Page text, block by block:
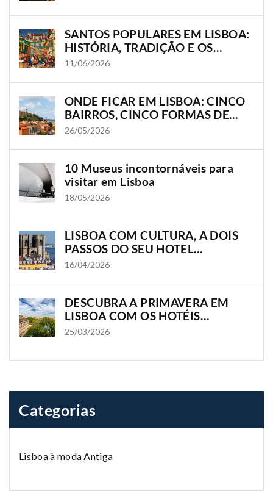
SANTOS POPULARES EM LISBOA:
HISTÓRIA, TRADIÇÃO E OS
BAIRROS ONDE A CIDADE
11/06/2026
ONDE FICAR EM LISBOA: CINCO
BAIRROS, CINCO FORMAS DE
VIVER A CIDADE
26/05/2026
10 Museus incontornáveis para
visitar em Lisboa
18/05/2026
LISBOA COM CULTURA, A DOIS
PASSOS DO SEU HOTEL
OLISSIPPO
16/04/2026
DESCUBRA A PRIMAVERA EM
LISBOA COM OS HOTÉIS
OLISSIPPO
25/03/2026
Categorias
Lisboa à moda Antiga